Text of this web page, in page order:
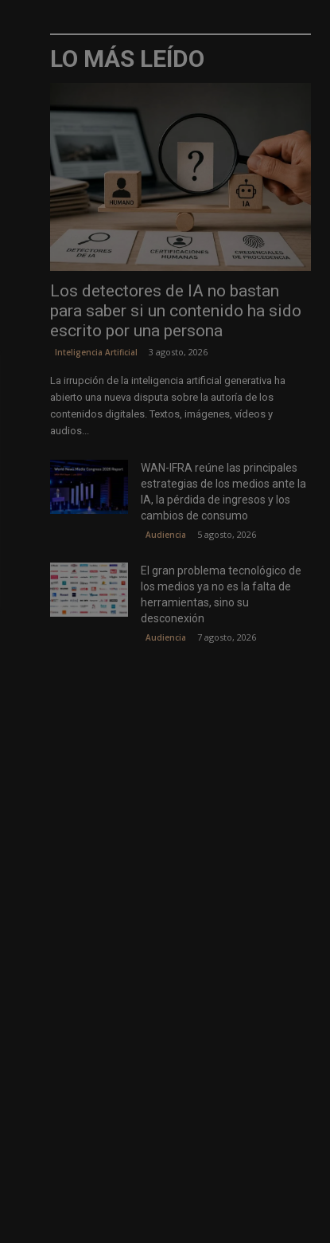
LO MÁS LEÍDO
Los detectores de IA no bastan
para saber si un contenido ha sido
escrito por una persona
Inteligencia Artificial 3 agosto, 2026
La irrupción de la inteligencia artificial generativa ha
abierto una nueva disputa sobre la autoría de los
contenidos digitales. Textos, imágenes, vídeos y
audios...
WAN-IFRA reúne las principales
estrategias de los medios ante la
IA, la pérdida de ingresos y los
cambios de consumo
Audiencia 5 agosto, 2026
El gran problema tecnológico de
los medios ya no es la falta de
herramientas, sino su
desconexión
Audiencia 7 agosto, 2026